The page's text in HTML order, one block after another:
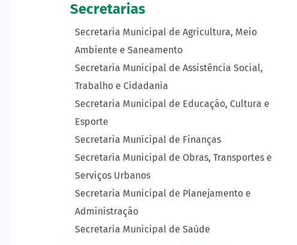
Secretarias
Secretaria Municipal de Agricultura, Meio
Ambiente e Saneamento
Secretaria Municipal de Assistência Social,
Trabalho e Cidadania
Secretaria Municipal de Educação, Cultura e
Esporte
Secretaria Municipal de Finanças
Secretaria Municipal de Obras, Transportes e
Serviços Urbanos
Secretaria Municipal de Planejamento e
Administração
Secretaria Municipal de Saúde